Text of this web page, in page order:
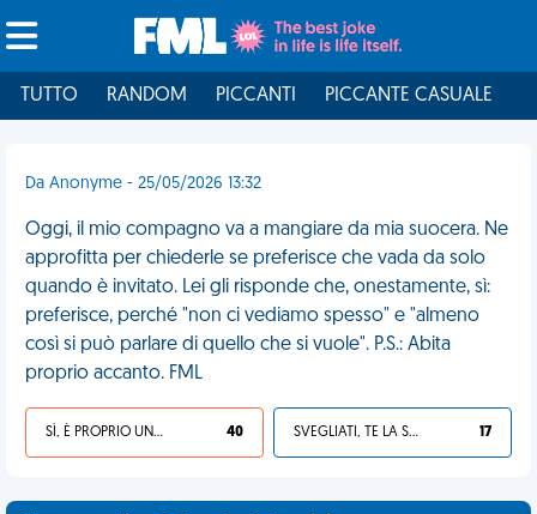
TUTTO RANDOM PICCANTI PICCANTE CASUALE
Da Anonyme - 25/05/2026 13:32
Oggi, il mio compagno va a mangiare da mia suocera. Ne
approfitta per chiederle se preferisce che vada da solo
quando è invitato. Lei gli risponde che, onestamente, sì:
preferisce, perché "non ci vediamo spesso" e "almeno
così si può parlare di quello che si vuole". P.S.: Abita
proprio accanto. FML
SÌ, È PROPRIO UNA VDM! 40 SVEGLIATI, TE LA SEI CERCATA! 17